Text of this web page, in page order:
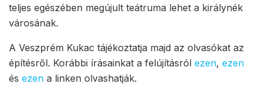
teljes egészében megújult teátruma lehet a királynék
városának.
A Veszprém Kukac tájékoztatja majd az olvasókat az
építésről. Korábbi írásainkat a felújításról ezen, ezen
és ezen a linken olvashatják.